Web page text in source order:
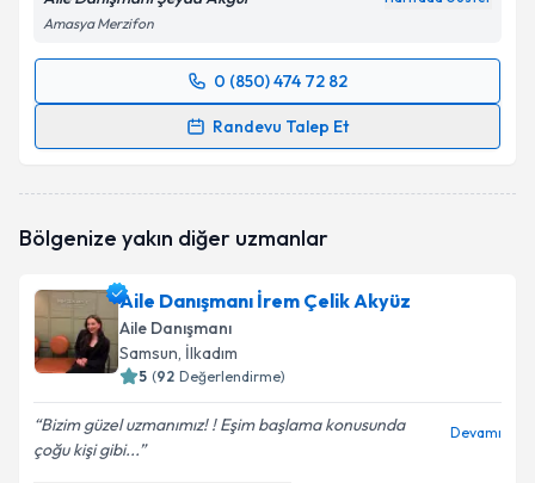
Amasya Merzifon
0 (850) 474 72 82
Randevu Talep Et
Randevu Takvimi Talebi
talebi oluşturun. Size bu uzmandan randevu almanız
bilgilendireceğiz.
E-posta Adresiniz
Kişisel verilerimin işlenmesine ilişkinAydınlatma
Metni'ni okudum ve kişisel verilerimin belirtilen
kapsamda işlenmesini kabul ediyorum.
Bölgenize yakın diğer uzmanlar
Aile Danışmanı İrem Çelik Akyüz
Aile Danışmanı
Samsun, İlkadım
5 (92 Değerlendirme)
Bizim güzel uzmanımız! ! Eşim başlama konusunda
çoğu kişi gibi...
Devamı